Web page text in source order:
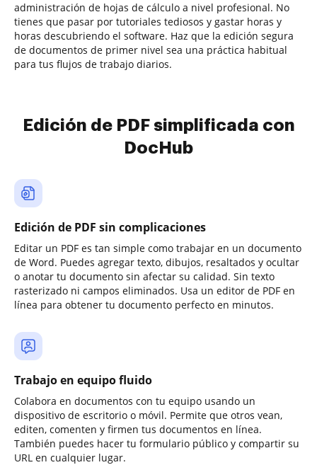
administración de hojas de cálculo a nivel profesional. No
tienes que pasar por tutoriales tediosos y gastar horas y
horas descubriendo el software. Haz que la edición segura
de documentos de primer nivel sea una práctica habitual
para tus flujos de trabajo diarios.
Edición de PDF simplificada con
DocHub
Edición de PDF sin complicaciones
Editar un PDF es tan simple como trabajar en un documento
de Word. Puedes agregar texto, dibujos, resaltados y ocultar
o anotar tu documento sin afectar su calidad. Sin texto
rasterizado ni campos eliminados. Usa un editor de PDF en
línea para obtener tu documento perfecto en minutos.
Trabajo en equipo fluido
Colabora en documentos con tu equipo usando un
dispositivo de escritorio o móvil. Permite que otros vean,
editen, comenten y firmen tus documentos en línea.
También puedes hacer tu formulario público y compartir su
URL en cualquier lugar.